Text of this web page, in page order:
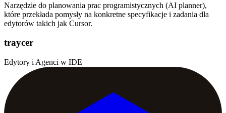
Narzędzie do planowania prac programistycznych (AI planner),
które przekłada pomysły na konkretne specyfikacje i zadania dla
edytorów takich jak Cursor.
traycer
Edytory i Agenci w IDE